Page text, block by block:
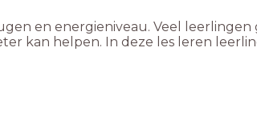
en energieniveau. Veel
kan helpen. In deze les leren